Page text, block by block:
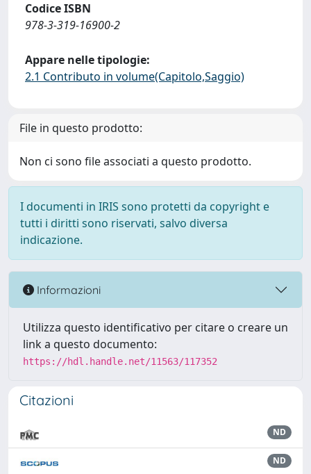
Codice ISBN
978-3-319-16900-2
Appare nelle tipologie:
2.1 Contributo in volume(Capitolo,Saggio)
File in questo prodotto:
Non ci sono file associati a questo prodotto.
I documenti in IRIS sono protetti da copyright e
tutti i diritti sono riservati, salvo diversa
indicazione.
Informazioni
Utilizza questo identificativo per citare o creare un
link a questo documento:
https://hdl.handle.net/11563/117352
Citazioni
ND
ND